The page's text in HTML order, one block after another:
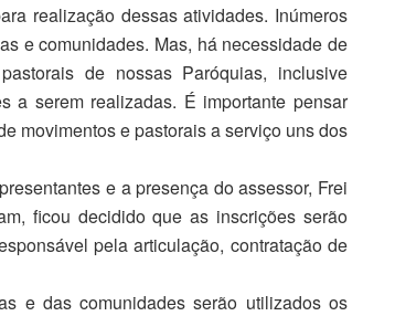
realização dessas atividades. Inúmeros
e comunidades. Mas, há necessidade de
de nossas Paróquias, inclusive
a serem realizadas. É importante pensar
movimentos e pastorais a serviço uns dos
e a presença do assessor, Frei
ficou decidido que as inscrições serão
pela articulação, contratação de
e das comunidades serão utilizados os